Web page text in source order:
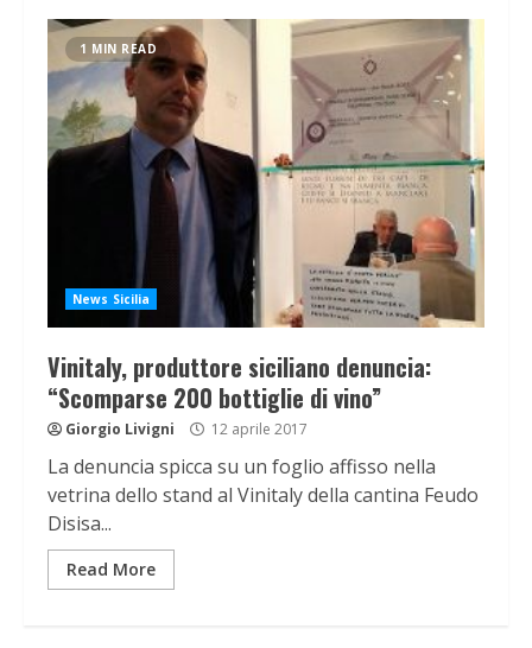
1 MIN READ
News Sicilia
Vinitaly, produttore siciliano denuncia:
“Scomparse 200 bottiglie di vino”
Giorgio Livigni 12 aprile 2017
La denuncia spicca su un foglio affisso nella
vetrina dello stand al Vinitaly della cantina Feudo
Disisa...
Read More